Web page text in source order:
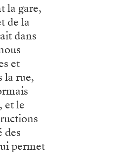
la gare,
de la
dans
et
la rue,
et le
des
permet